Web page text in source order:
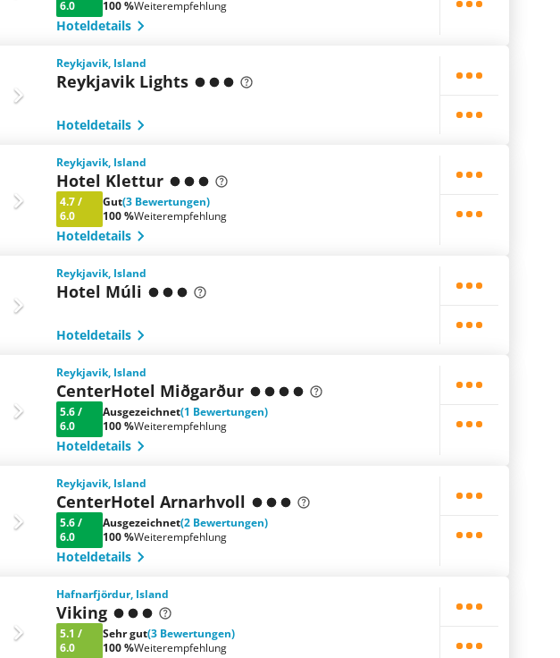
6.0
100 %Weiterempfehlung
Hoteldetails
Reykjavik, Island
Reykjavik Lights
Hoteldetails
Reykjavik, Island
Hotel Klettur
4.7/
6.0
Gut(3 Bewertungen)
100 %Weiterempfehlung
Hoteldetails
Reykjavik, Island
Hotel Múli
Hoteldetails
Reykjavik, Island
CenterHotel Miðgarður
5.6/
6.0
Ausgezeichnet(1 Bewertungen)
100 %Weiterempfehlung
Hoteldetails
Reykjavik, Island
CenterHotel Arnarhvoll
5.6/
6.0
Ausgezeichnet(2 Bewertungen)
100 %Weiterempfehlung
Hoteldetails
Hafnarfjördur, Island
Viking
5.1 /
6.0
Sehr gut(3 Bewertungen)
100 %Weiterempfehlung